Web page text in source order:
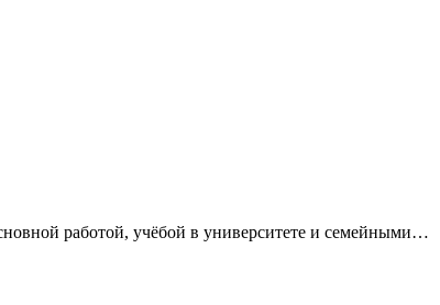
работой, учёбой в университете и семейными…